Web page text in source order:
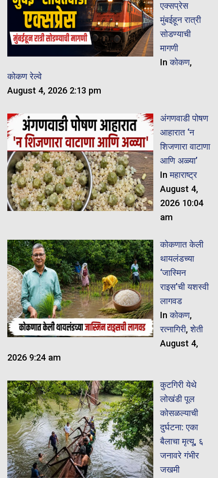
एक्सप्रेस
मुंबईहून रात्री
सोडण्याची
मागणी
Inकोकण,
कोकण रेल्वे
August 4, 2026 2:13 pm
अंगणवाडी पोषण
आहारात ‘न
शिजणारा वाटाणा
आणि अळ्या’
Inमहाराष्ट्र
August 4,
2026 10:04
am
कोकणात केली
थायलंडच्या
‘जास्मिन
राइस’ची यशस्वी
लागवड
Inकोकण,
रत्नागिरी,शेती
August 4,
2026 9:24 am
कुटगिरी येथे
लोखंडी पूल
कोसळल्याची
दुर्घटना: एका
बैलाचा मृत्यू, ६
जनावरे गंभीर
जखमी